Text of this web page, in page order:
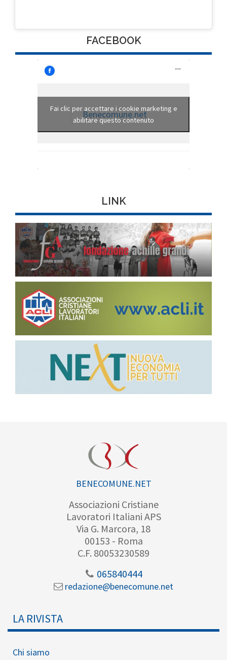
FACEBOOK
Benecomune.net
Fai clic per accettare i cookie marketing e
abilitare questo contenuto
LINK
BENECOMUNE.NET
Associazioni Cristiane
Lavoratori Italiani APS
Via G. Marcora, 18
00153 - Roma
C.F. 80053230589
065840444
redazione@benecomune.net
LA RIVISTA
Chi siamo